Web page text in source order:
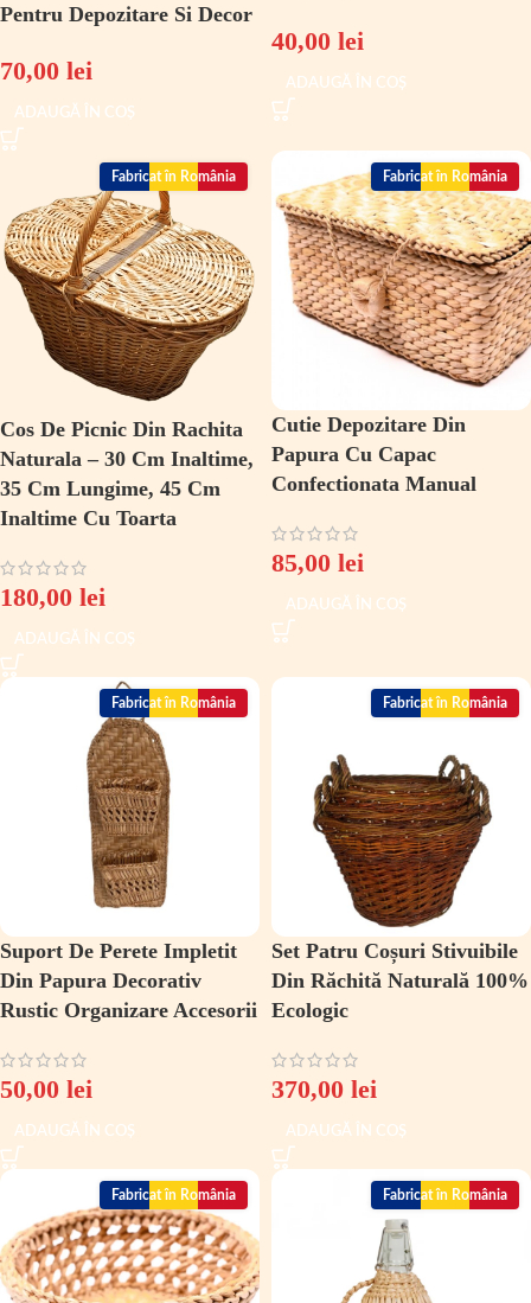
Pentru Depozitare Si Decor
70,00 lei
ADAUGĂ ÎN COȘ
40,00 lei
ADAUGĂ ÎN COȘ
Fabricat în România
Cos De Picnic Din Rachita
Naturala – 30 Cm Inaltime,
35 Cm Lungime, 45 Cm
Inaltime Cu Toarta
180,00 lei
ADAUGĂ ÎN COȘ
Fabricat în România
Cutie Depozitare Din
Papura Cu Capac
Confectionata Manual
85,00 lei
ADAUGĂ ÎN COȘ
Fabricat în România
Suport De Perete Impletit
Din Papura Decorativ
Rustic Organizare Accesorii
50,00 lei
ADAUGĂ ÎN COȘ
Fabricat în România
Set Patru Coșuri Stivuibile
Din Răchită Naturală 100%
Ecologic
370,00 lei
ADAUGĂ ÎN COȘ
Fabricat în România Fabricat în România